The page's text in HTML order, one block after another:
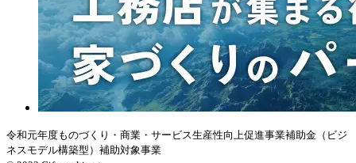
令和元年度ものづくり・商業・サービス生産性向上促進事業補助金（ビジ
ネスモデル構築型）補助対象事業